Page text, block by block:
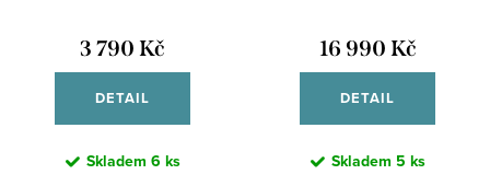
3 790 Kč
DETAIL
Skladem 6 ks
16 990 Kč
DETAIL
Skladem 5 ks